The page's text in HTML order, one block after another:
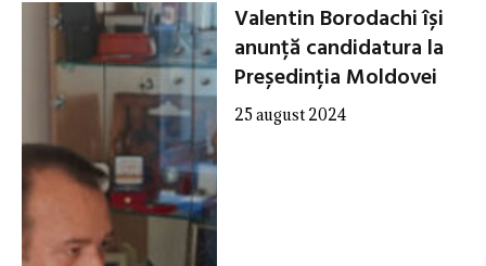
Valentin Borodachi își
anunță candidatura la
Președinția Moldovei
25 august 2024